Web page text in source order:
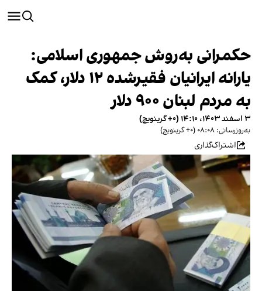
حکمرانی به‌روش جمهوری اسلامی:
یارانه ایرانیان فقیرشده ۱۲ دلار، کمک
به مردم لبنان ۹۰۰ دلار
۳ اسفند ۱۴۰۳، ۱۴:۱۰ (‎+۰ گرینویچ)
به‌روزرسانی: ۰۸:۰۸ (‎+۰ گرینویچ)
اشتراک‌گذاری